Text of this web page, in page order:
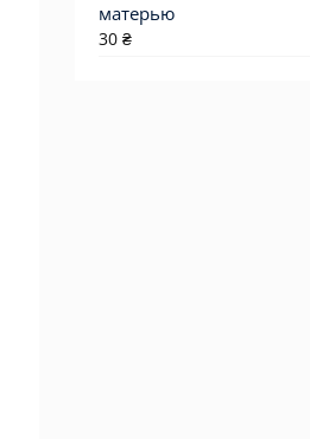
матерью
30 ₴